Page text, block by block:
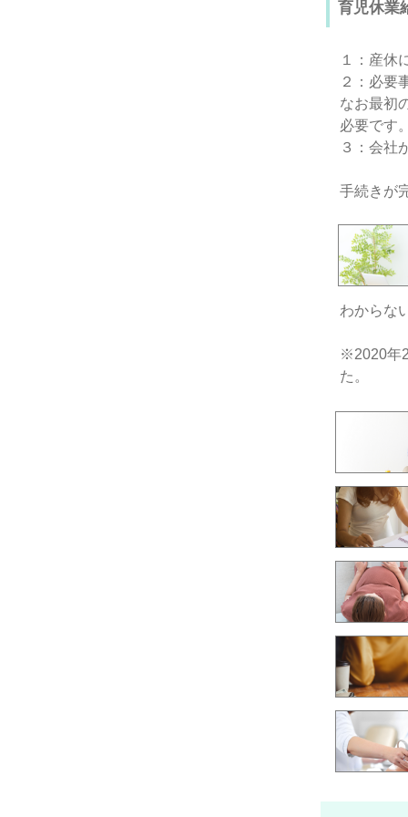
育児休業
１：産休
２：必要
なお最初
必要です
３：会社
手続きが
わからな
※2020年
た。